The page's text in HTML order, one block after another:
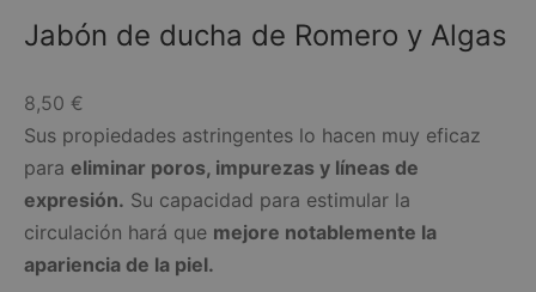
Jabón de ducha de Romero y Algas
8,50 €
Sus propiedades astringentes lo hacen muy eficaz
para eliminar poros, impurezas y líneas de
expresión. Su capacidad para estimular la
circulación hará que mejore notablemente la
apariencia de la piel.